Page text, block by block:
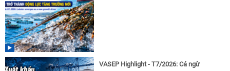
VASEP Highlight - T7/2026: Cá ngừ